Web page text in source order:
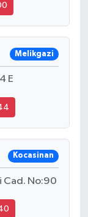
Melikgazi
E
Kocasinan
Cad. No:90